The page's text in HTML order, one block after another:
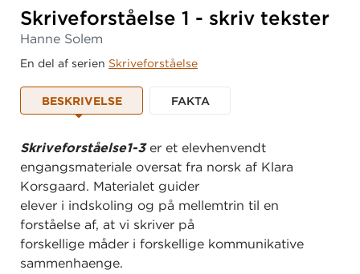
Skriveforståelse 1 - skriv tekster
Hanne Solem
En del af serien Skriveforståelse
BESKRIVELSE FAKTA
Skriveforståelse1-3er et elevhenvendt
engangsmateriale oversat fra norsk af Klara
Korsgaard. Materialet guider
elever i indskoling og på mellemtrin til en
forståelse af, at vi skriver på
forskellige måder i forskellige kommunikative
sammenhaenge.